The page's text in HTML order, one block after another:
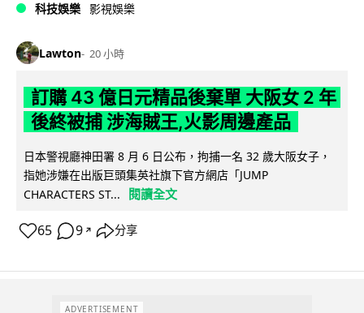
科技娛樂 影視娛樂
Lawton 20 小時
訂購 43 億日元精品後棄單 大阪女 2 年
後終被捕 涉海賊王,火影周邊產品
日本警視廳神田署 8 月 6 日公布，拘捕一名 32 歲大阪女子，
指她涉嫌在出版巨頭集英社旗下官方網店「JUMP
CHARACTERS ST...
閱讀全文
65 9 ↗ 分享
ADVERTISEMENT